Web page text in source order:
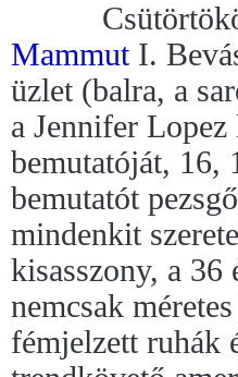
MammutI.
üzlet (balra, a
a Jennifer
bemutatóját, 16,
bemutatót
mindenkit
kisasszony, a 36
nemcsak
fémjelzett ruhák